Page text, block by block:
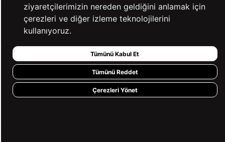
HIZLI ERİŞİM
KVKK ve GİZLİLİK
BİZİ TAKİP ET
ziyaretçilerimizin nereden geldiğini anlamak için
çerezleri ve diğer izleme teknolojilerini
kullanıyoruz.
Tümünü Kabul Et
Tümünü Reddet
Çerezleri Yönet